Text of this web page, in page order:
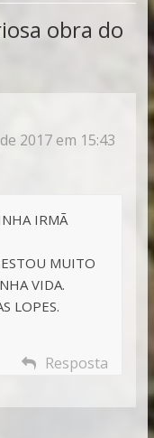
obra do
2017 em 15:43
IRMÃ
ESTOU MUITO
VIDA.
LOPES.
Resposta